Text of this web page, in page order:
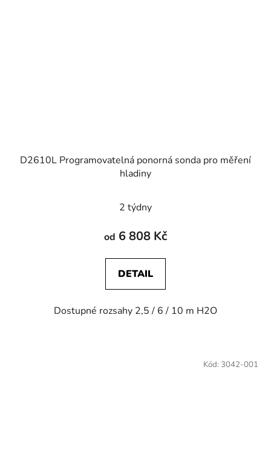
D2610L Programovatelná ponorná sonda pro měření
hladiny
2 týdny
od 6 808 Kč
DETAIL
Dostupné rozsahy 2,5 / 6 / 10 m H2O
Kód: 3042-001